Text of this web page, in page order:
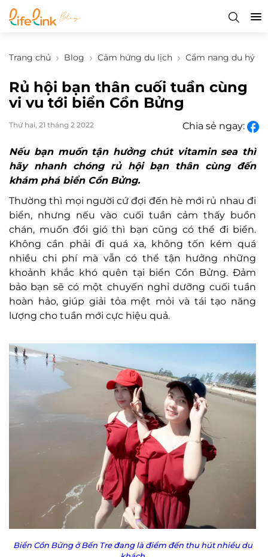
Trang chủ Blog Cảm hứng du lịch Cẩm nang du hý
Rủ hội bạn thân cuối tuần cùng
vi vu tới biển Cồn Bửng
Thứ hai, 21 tháng 2 2022 Chia sẻ ngay:
Nếu bạn muốn tận hưởng chút vitamin sea thì
hãy nhanh chóng rủ hội bạn thân cùng đến
khám phá biển Cồn Bửng.
Thường thì mọi người cứ đợi đến hè mới rủ nhau đi
biển, nhưng nếu vào cuối tuần cảm thấy buồn
chán, muốn đổi gió thì bạn cũng có thể đi biển.
Không cần phải đi quá xa, không tốn kém quá
nhiều chi phí mà vẫn có thể tận hưởng những
khoảnh khắc khó quên tại biển Cồn Bửng. Đảm
bảo bạn sẽ có một chuyến nghỉ dưỡng cuối tuần
hoàn hảo, giúp giải tỏa mệt mỏi và tái tạo năng
lượng cho tuần mới cực hiệu quả.
Biển Cồn Bửng ở Bến Tre đang là điểm đến thu hút nhiều du